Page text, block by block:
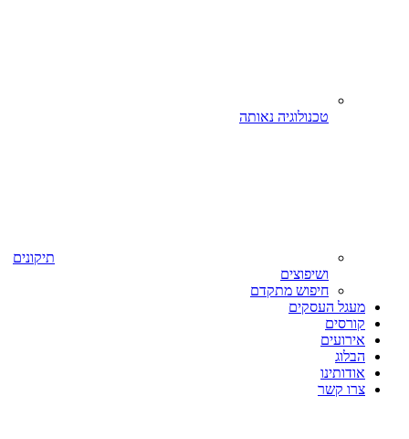
טכנולוגיה נאותה
תיקונים
ושיפוצים
חיפוש מתקדם
מעגל העסקים
קורסים
אירועים
הבלוג
אודותינו
צרו קשר